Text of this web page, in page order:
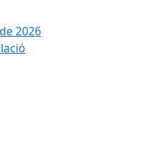
2026